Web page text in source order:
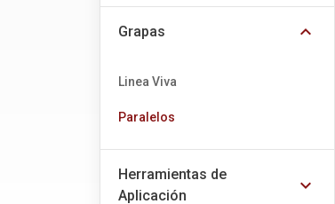
Grapas expand_more
Linea Viva
Paralelos
Herramientas de
Aplicación
expand_more